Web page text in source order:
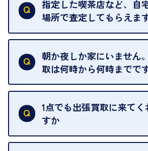
指定した喫茶店など、自
場所で査定してもらえま
ご自宅以外での査定はお引き受
定のお店や、ほかのお客様への迷
えられるためです。
朝か夜しか家にいません
取は何時から何時までで
ご訪問可能時間は、10時から19
ただし、お品物の種類や量によっ
ただくことがあります。
1点でも出張買取に来て
すか
はい。1点でもお伺いします。